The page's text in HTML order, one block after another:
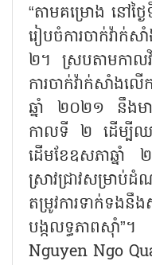
“តាមគម្រោង នៅថ្
រៀបចំការចាក់វ៉ា
២។ ស្របតាមកាល
ការចាក់វ៉ាក់សាំង
ឆ្នាំ ២០២១ នឹងមា
កាលទី ២ ដើម្បី
ដើមខែឧសភាឆ្ន
ស្រាវជ្រាវសម្រាប់
តម្រូវការទាក់ទងនឹ
បង្កលទ្ធភាពស៊
Nguyen Ngo